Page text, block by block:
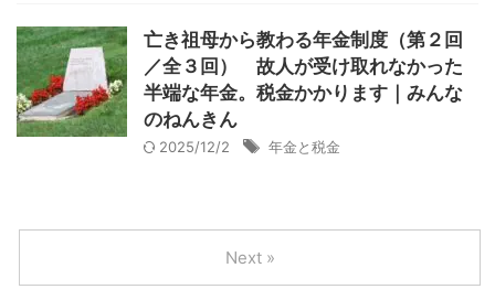
亡き祖母から教わる年金制度（第２回
／全３回） 故人が受け取れなかった
半端な年金。税金かかります｜みんな
のねんきん
2025/12/2 年金と税金
Next »